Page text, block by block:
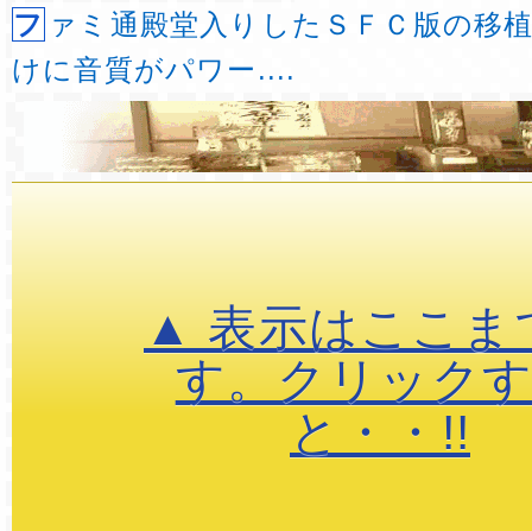
ファミ通殿堂入りしたＳＦＣ版の移植。 ＣＤ音源だ
けに音質がパワー....
▲ 表示はここま
す。クリック
と・・!!